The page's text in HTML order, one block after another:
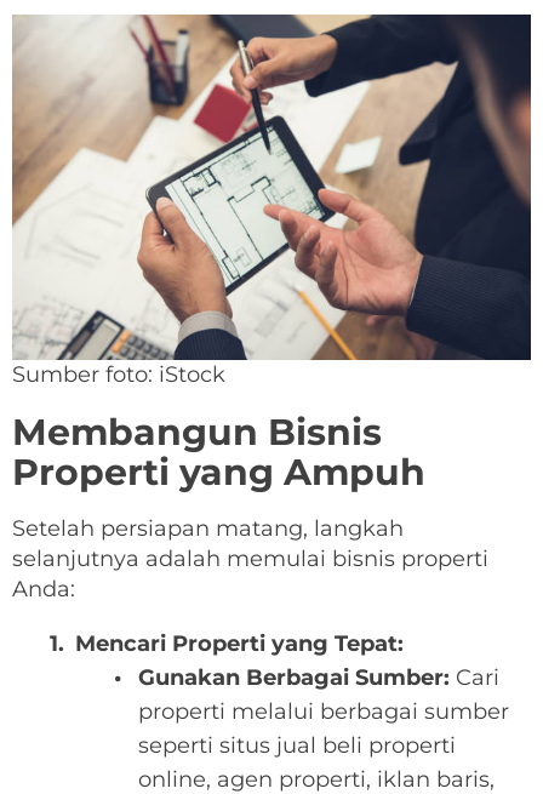
Sumber foto: iStock
Membangun Bisnis
Properti yang Ampuh
Setelah persiapan matang, langkah
selanjutnya adalah memulai bisnis properti
Anda:
Mencari Properti yang Tepat:
Gunakan Berbagai Sumber: Cari
properti melalui berbagai sumber
seperti situs jual beli properti
online, agen properti, iklan baris,